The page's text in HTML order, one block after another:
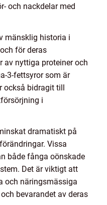
och nackdelar med
mänsklig historia i
för deras
av nyttiga proteiner och
3-fettsyror som är
också bidragit till
i
dramatiskt på
Vissa
både fånga oönskade
Det är viktigt att
och näringsmässiga
bevarandet av deras